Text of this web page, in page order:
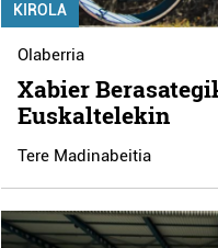
KIROLA
Olaberria
Xabier
Euskaltelekin
Tere Madinabeitia